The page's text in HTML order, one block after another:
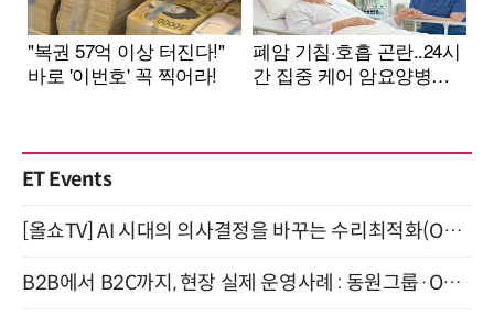
ET Events
[올쇼TV] AI 시대의 의사결정을 바꾸는 수리최적화(Optimization) 소개 (8/20 생방송)
B2B에서 B2C까지, 현장 실제 운영사례 : 동원그룹·OCI·다이닝브랜즈그룹·당근 (8/27)